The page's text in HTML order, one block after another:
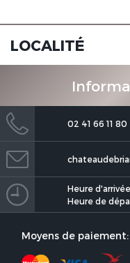
LOCALITÉ
02 41 66 11 80
Heure
Heure de
Moyens de paiement: